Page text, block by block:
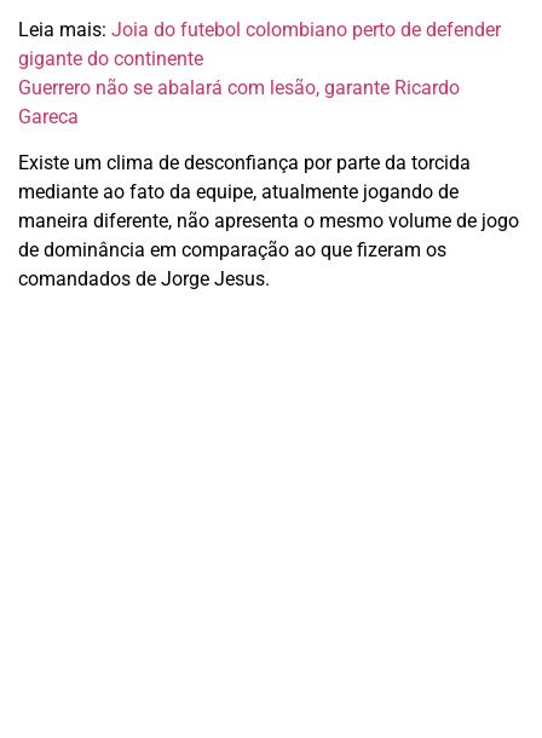
Leia mais: Joia do futebol colombiano perto de defender
gigante do continente
Guerrero não se abalará com lesão, garante Ricardo
Gareca
Existe um clima de desconfiança por parte da torcida
mediante ao fato da equipe, atualmente jogando de
maneira diferente, não apresenta o mesmo volume de jogo
de dominância em comparação ao que fizeram os
comandados de Jorge Jesus.